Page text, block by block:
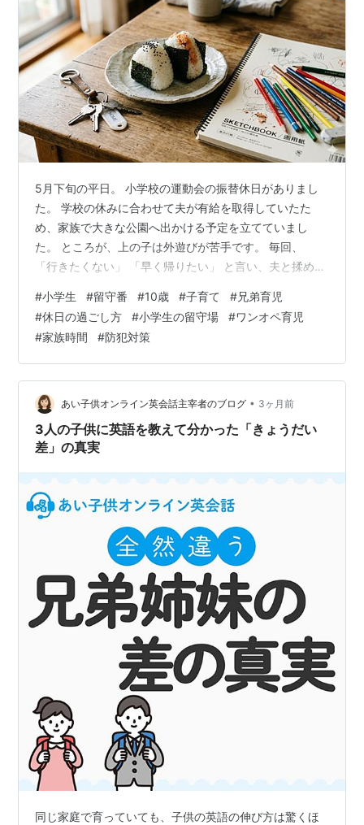
5月下旬の平日。 小学校の運動会の振替休日がありまし
た。 学校の休みに合わせて夫が有給を取得していたた
め、家族で大きな公園へ出かける予定を立てていまし
た。 ところが、上の子は外遊びが苦手です。 毎回、
「行きたくない」 「早く帰りたい」 と言い、夫と揉める
う選択肢を真剣に考えるようになりました。 小学生10歳
を5時間留守番させても大丈夫？ わが家の子どもの状況
不安なのは食事時間 留守番で気になるのは防犯面 長時間
の留守番は段階的に考えたい 兄弟で遊びの好みが違うと
休日が難しい 上の子は外遊びが苦手 下の子は外遊びが大
好き 「家族全員で行動す…
#小学生 #留守番 #10歳 #子育て #兄弟育児
#休日の過ごし方 #小学生の留守場 #ワンオペ育児
#家族時間 #防犯対策
あい子供オンライン英会話主宰者のブログ • 3ヶ月前
3人の子供に英語を教えて分かった「きょうだい
差」の真実
同じ家庭で育っていても、子供の英語の伸び方は驚くほ